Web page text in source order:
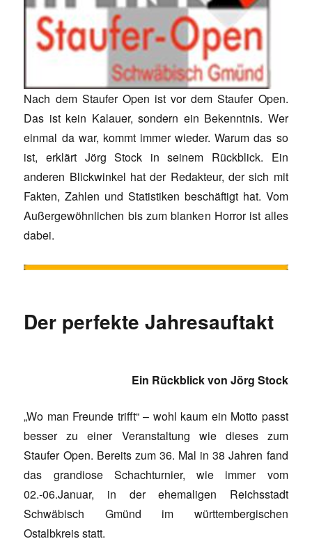
Nach dem Staufer Open ist vor dem Staufer Open.
Das ist kein Kalauer, sondern ein Bekenntnis. Wer
einmal da war, kommt immer wieder. Warum das so
ist, erklärt Jörg Stock in seinem Rückblick. Ein
anderen Blickwinkel hat der Redakteur, der sich mit
Fakten, Zahlen und Statistiken beschäftigt hat. Vom
Außergewöhnlichen bis zum blanken Horror ist alles
dabei.
Der perfekte Jahresauftakt
Ein Rückblick von Jörg Stock
„Wo man Freunde trifft“ – wohl kaum ein Motto passt
besser zu einer Veranstaltung wie dieses zum
Staufer Open. Bereits zum 36. Mal in 38 Jahren fand
das grandiose Schachturnier, wie immer vom
02.-06.Januar, in der ehemaligen Reichsstadt
Schwäbisch Gmünd im württembergischen
Ostalbkreis statt.